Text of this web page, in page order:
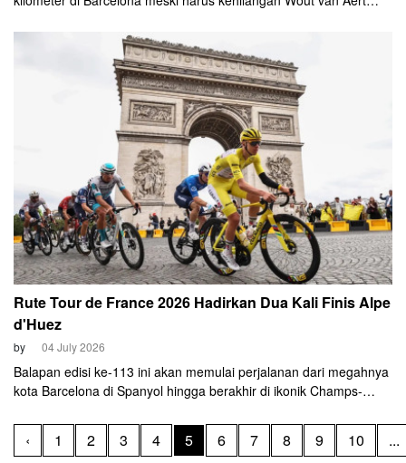
Rute Tour de France 2026 Hadirkan Dua Kali Finis Alpe
d'Huez
by 04 July 2026
Balapan edisi ke-113 ini akan memulai perjalanan dari megahnya
kota Barcelona di Spanyol hingga berakhir di ikonik Champs-
‹ 1 2 3 4 5 6 7 8 9 10 ...